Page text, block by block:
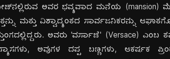
ಅವರ ಭವ್ಯವಾದ ಮನೆಯ (mansion)
ಮತ್ತು ವಿಶ್ವಾದ್ಯಂತದ ಸಾರ್ವಜನಿಕರನ್ನು
ಅವರು 'ವರ್ಸಾಚೆ' (Versace)
ಅವುಗಳ ದಪ್ಪ ಬಣ್ಣಗಳು, ಆಕರ್ಷಕ